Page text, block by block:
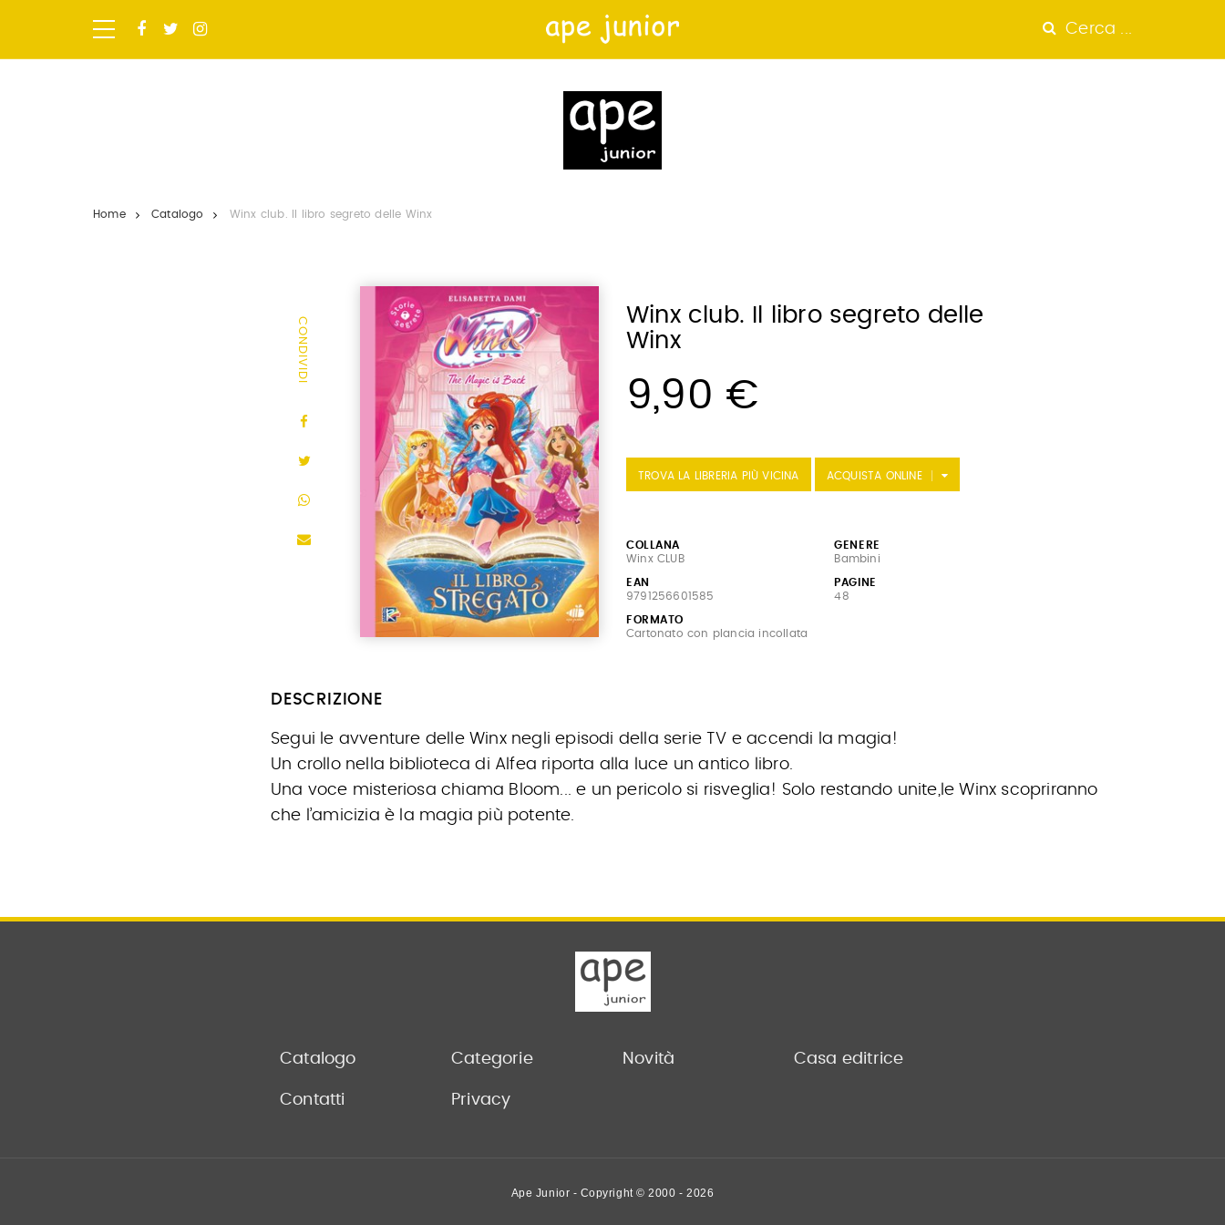
Cerca ...
Home Catalogo Winx club. Il libro segreto delle Winx
CONDIVIDI
Winx club. Il libro segreto delle
Winx
9,90 €
TROVA LA LIBRERIA PIÙ VICINA ACQUISTA ONLINE
COLLANA
Winx CLUB
GENERE
Bambini
EAN
9791256601585
PAGINE
48
FORMATO
Cartonato con plancia incollata
DESCRIZIONE
Segui le avventure delle Winx negli episodi della serie TV e accendi la magia!
Un crollo nella biblioteca di Alfea riporta alla luce un antico libro.
Una voce misteriosa chiama Bloom... e un pericolo si risveglia! Solo restando unite,le Winx scopriranno
che l’amicizia è la magia più potente.
Catalogo Categorie Novità Casa editrice
Contatti Privacy
Ape Junior - Copyright © 2000 - 2026